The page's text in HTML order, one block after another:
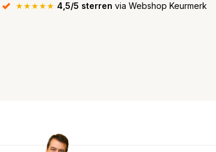
★★★★★ 4,5/5 sterren via Webshop Keurmerk